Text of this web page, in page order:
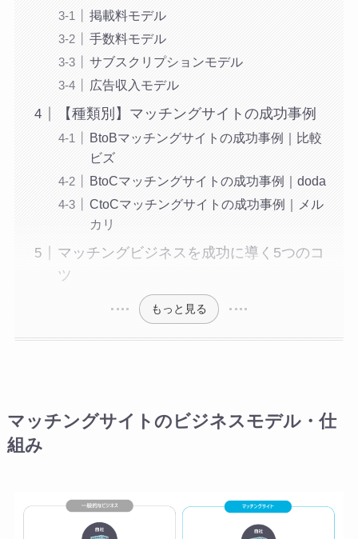
掲載料モデル
手数料モデル
サブスクリプションモデル
広告収入モデル
【種類別】マッチングサイトの成功事例
BtoBマッチングサイトの成功事例｜比較
ビズ
BtoCマッチングサイトの成功事例｜doda
CtoCマッチングサイトの成功事例｜メル
カリ
マッチングビジネスを成功に導く5つのコ
ツ
もっと見る
マッチングサイトのビジネスモデル・仕
組み